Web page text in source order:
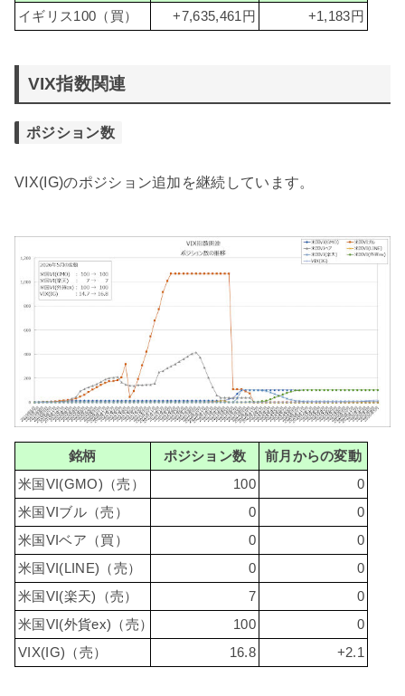
イギリス100（買） +7,635,461円 +1,183円
VIX指数関連
ポジション数
VIX(IG)のポジション追加を継続しています。
銘柄 ポジション数
前月からの変動
米国VI(GMO)（売）
100
0
米国VIブル（売）
0
0
米国VIベア（買）
0
0
米国VI(LINE)（売）
0
0
米国VI(楽天)（売）
7
0
米国VI(外貨ex)（売）
100
0
VIX(IG)（売）
16.8 +2.1